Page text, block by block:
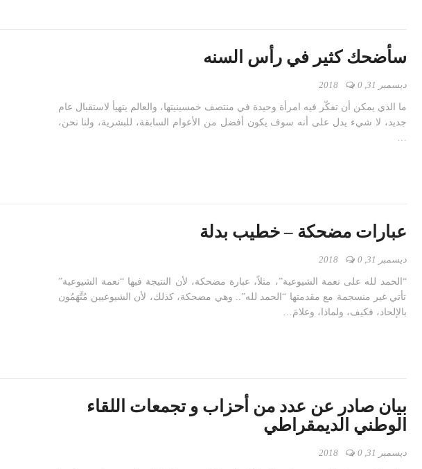
سأضحك كثير في رأس السنه
ديسمبر 31, 2018 0
ما الذي يمكن أن تفكّر فيه امرأة وحيدة في منتصف خمسينيتها، والعالم يتهيأ لاستقبال عام
جديد، لا شيء يدل على أنه سوف يكون أفضل من الأعوام السابقة، للبشرية، ولنا نحن،
…
عبارات مضحكة – خطيب بدلة
ديسمبر 31, 2018 0
“الحمد لله على نعمة الشيوعية”، مثلاً، عبارة مضحكة، لأن النتيجة فيها “نعمة الشيوعية”
تأتي غير منسجمة مع مقدمتها “الحمد لله”.. وهي مضحكة، كذلك، لأن الشيوعيين مُتَّهَمُون
بالإلحاد، فكيف، ولماذا، وعلامَ…
بيان صادر عن عدد من أحزاب و تجمعات اللقاء
الوطني الديمقراطي
ديسمبر 31, 2018 0